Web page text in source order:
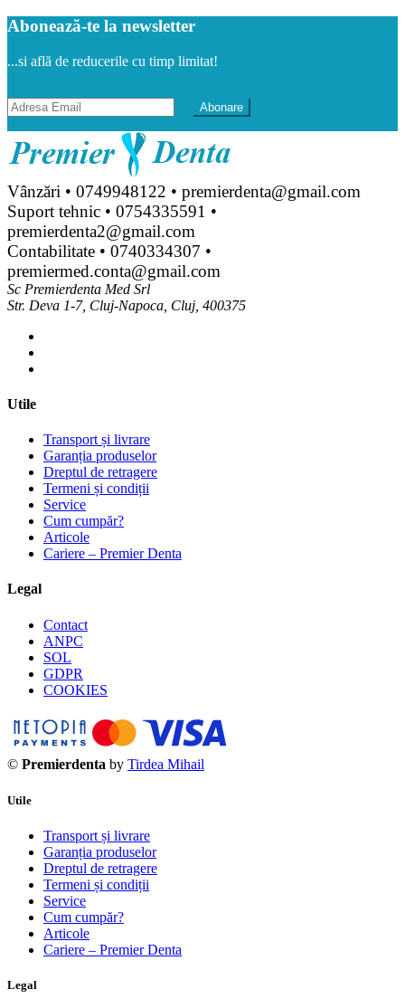
Abonează-te la newsletter
...si află de reducerile cu timp limitat!
Vânzări • 0749948122 • premierdenta@gmail.com
Suport tehnic • 0754335591 •
premierdenta2@gmail.com
Contabilitate • 0740334307 •
premiermed.conta@gmail.com
Sc Premierdenta Med Srl
Str. Deva 1-7, Cluj-Napoca, Cluj, 400375
Utile
Transport și livrare
Garanția produselor
Dreptul de retragere
Termeni și condiții
Service
Cum cumpăr?
Articole
Cariere – Premier Denta
Legal
Contact
ANPC
SOL
GDPR
COOKIES
© Premierdenta by Tirdea Mihail
Utile
Transport și livrare
Garanția produselor
Dreptul de retragere
Termeni și condiții
Service
Cum cumpăr?
Articole
Cariere – Premier Denta
Legal